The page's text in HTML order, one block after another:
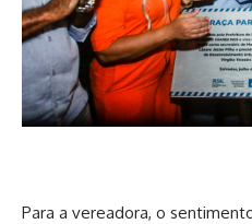
Para a vereadora, o